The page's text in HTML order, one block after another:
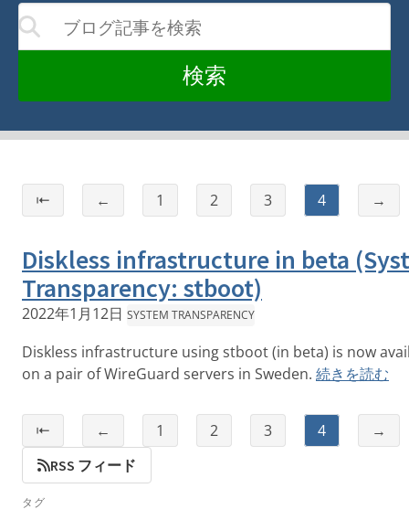
ブログ記事を検索
果が更新されます
検索
⇤ ← 1 2 3 4 →
Diskless infrastructure in beta
Transparency: stboot)
2022年1月12日 SYSTEM TRANSPARENCY
Diskless infrastructure using stboot (in beta) is now
on a pair of WireGuard servers in Sweden. 続きを読む
⇤ ← 1 2 3 4 →
RSS フィード
タグ